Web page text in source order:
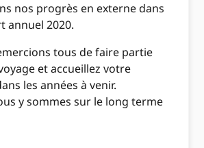
nos progrès en externe dans
annuel 2020.
tous de faire partie
et accueillez votre
les années à venir.
y sommes sur le long terme